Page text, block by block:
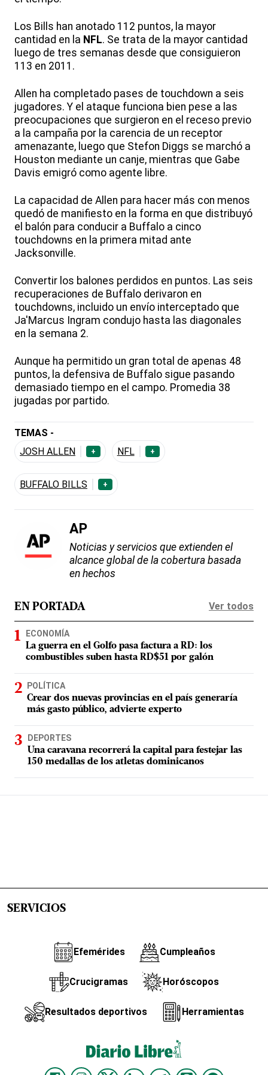
Los Bills han anotado 112 puntos, la mayor
cantidad en la NFL. Se trata de la mayor cantidad
luego de tres semanas desde que consiguieron
113 en 2011.
Allen ha completado pases de touchdown a seis
jugadores. Y el ataque funciona bien pese a las
preocupaciones que surgieron en el receso previo
a la campaña por la carencia de un receptor
amenazante, luego que Stefon Diggs se marchó a
Houston mediante un canje, mientras que Gabe
Davis emigró como agente libre.
La capacidad de Allen para hacer más con menos
quedó de manifiesto en la forma en que distribuyó
el balón para conducir a Buffalo a cinco
touchdowns en la primera mitad ante
Jacksonville.
Convertir los balones perdidos en puntos. Las seis
recuperaciones de Buffalo derivaron en
touchdowns, incluido un envío interceptado que
Ja'Marcus Ingram condujo hasta las diagonales
en la semana 2.
Aunque ha permitido un gran total de apenas 48
puntos, la defensiva de Buffalo sigue pasando
demasiado tiempo en el campo. Promedia 38
jugadas por partido.
TEMAS -
JOSH ALLEN
+ NFL +
BUFFALO BILLS +
AP
Noticias y servicios que extienden el
alcance global de la cobertura basada
en hechos
EN PORTADA Ver todos
ECONOMÍA
La guerra en el Golfo pasa factura a RD: los
combustibles suben hasta RD$51 por galón
POLÍTICA
Crear dos nuevas provincias en el país generaría
más gasto público, advierte experto
DEPORTES
Una caravana recorrerá la capital para festejar las
150 medallas de los atletas dominicanos
SERVICIOS
Efemérides Cumpleaños
Crucigramas Horóscopos
Resultados deportivos Herramientas